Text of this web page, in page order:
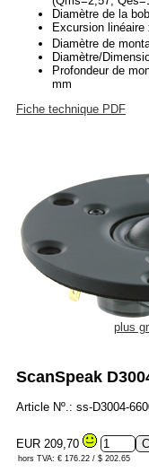
Diamètre de la
Excursion linéaire
Diamètre de
Diamètre/
Profondeur de
mm
Fiche technique PDF
plus
ScanSpeak
Article Nº.: ss-D3004-
EUR 209,70
hors TVA: € 176.22 / $ 202.65